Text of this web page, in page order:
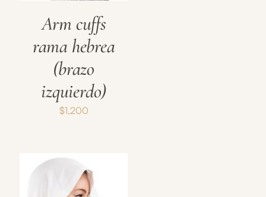
Arm cuffs
rama hebrea
(brazo
izquierdo)
$1,200